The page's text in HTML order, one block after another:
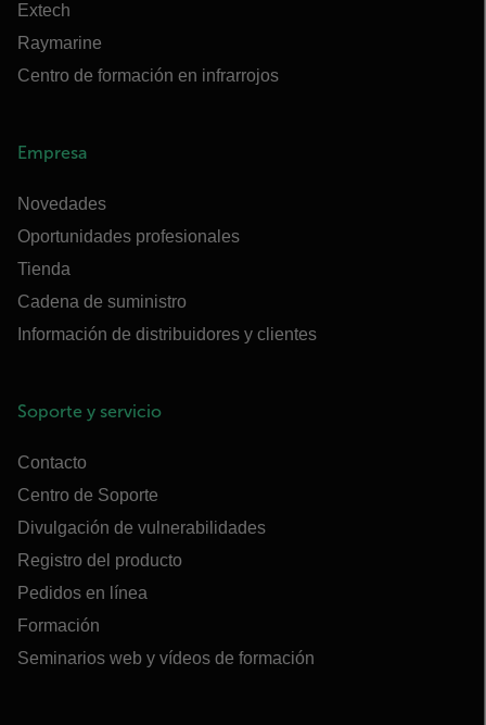
Extech
Raymarine
Centro de formación en infrarrojos
Empresa
Novedades
Oportunidades profesionales
Tienda
Cadena de suministro
Información de distribuidores y clientes
Soporte y servicio
Contacto
Centro de Soporte
Divulgación de vulnerabilidades
Registro del producto
Pedidos en línea
Formación
Seminarios web y vídeos de formación